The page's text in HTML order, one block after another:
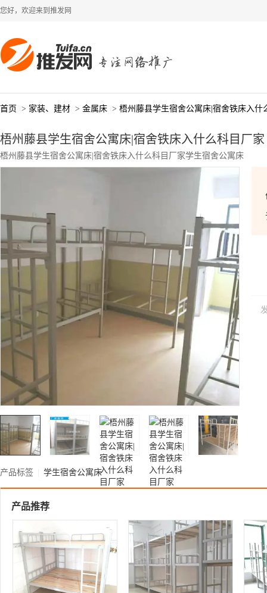
您好，欢迎来到推发网
首页 > 家装、建材 > 金属床 > 梧州藤县学生宿舍公寓床|宿舍铁床入什
梧州藤县学生宿舍公寓床|宿舍铁床入什么科目厂家
梧州藤县学生宿舍公寓床|宿舍铁床入什么科目厂家学生宿舍公寓床
产品标签 学生宿舍公寓床
产品推荐